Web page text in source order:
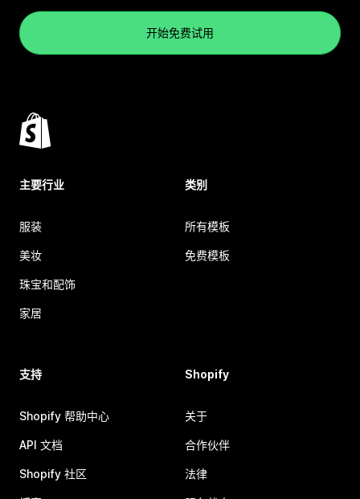
开始免费试用
主要行业
服装
美妆
珠宝和配饰
家居
类别
所有模板
免费模板
支持
Shopify 帮助中心
API 文档
Shopify 社区
Shopify
关于
合作伙伴
法律